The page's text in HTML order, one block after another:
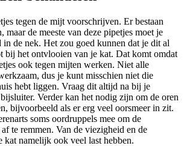
tegen de mijt voorschrijven. Er bestaan
maar de meeste van deze pipetjes moet je
in de nek. Het zou goed kunnen dat je dit al
bij het ontvlooien van je kat. Dat komt omdat
ook tegen mijten werken. Niet alle
dus je kunt misschien niet die
hebt liggen. Vraag dit altijd na bij je
Verder kan het nodig zijn om de oren
bijvoorbeeld als er erg veel oorsmeer in zit.
soms oordruppels mee om de
te remmen. Van de viezigheid en de
kat namelijk ook veel last hebben.